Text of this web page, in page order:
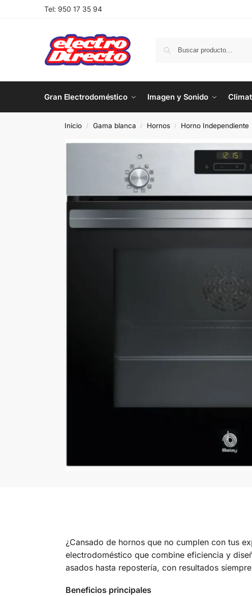
Tel: 950 17 35 94
Gran Electrodoméstico Imagen y Sonido
Inicio / Gama blanca / Hornos / Horno Independiente
¿Cansado de hornos que no cumplen con tus
electrodoméstico que combine eficiencia y
asados hasta repostería, con resultados
Beneficios principales